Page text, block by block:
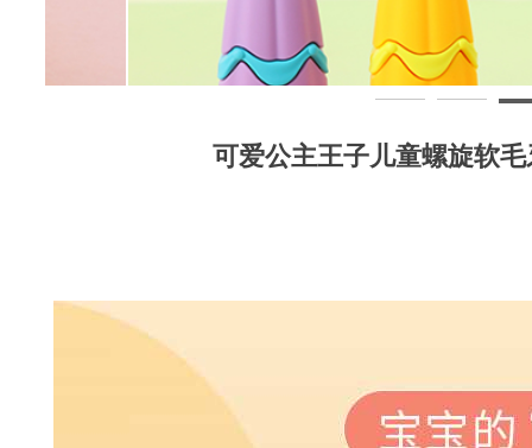
可爱公主王子儿童螺旋软